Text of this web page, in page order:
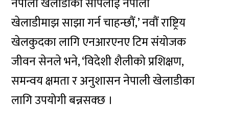
खेलाडीमाझ साझा गर्न चाहन्छौं,’ नवौं राष्ट्रिय
खेलकुदका लागि एनआरएनए टिम संयोजक
जीवन सेनले भने, ‘विदेशी शैलीको प्रशिक्षण,
समन्वय क्षमता र अनुशासन नेपाली खेलाडीका
लागि उपयोगी बन्नसक्छ ।